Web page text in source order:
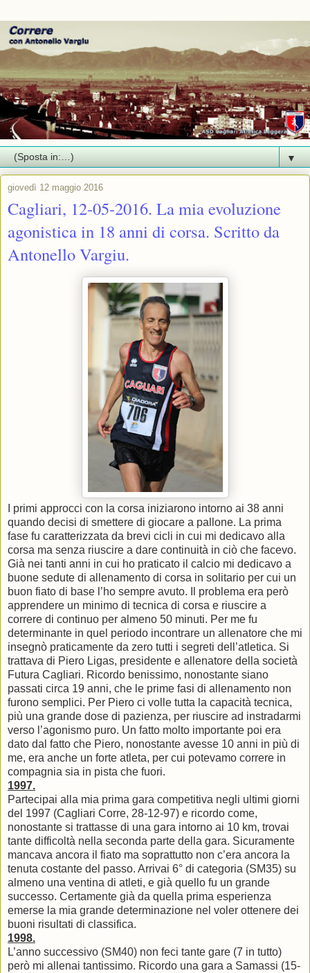
▼
giovedì 12 maggio 2016
Cagliari, 12-05-2016. La mia evoluzione
agonistica in 18 anni di corsa. Scritto da
Antonello Vargiu.
I primi approcci con la corsa iniziarono intorno ai 38 anni
quando decisi di smettere di giocare a pallone. La prima
fase fu caratterizzata da brevi cicli in cui mi dedicavo alla
corsa ma senza riuscire a dare continuità in ciò che facevo.
Già nei tanti anni in cui ho praticato il calcio mi dedicavo a
buone sedute di allenamento di corsa in solitario per cui un
buon fiato di base l’ho sempre avuto. Il problema era però
apprendere un minimo di tecnica di corsa e riuscire a
correre di continuo per almeno 50 minuti. Per me fu
determinante in quel periodo incontrare un allenatore che mi
insegnò praticamente da zero tutti i segreti dell’atletica. Si
trattava di Piero Ligas, presidente e allenatore della società
Futura Cagliari. Ricordo benissimo, nonostante siano
passati circa 19 anni, che le prime fasi di allenamento non
furono semplici. Per Piero ci volle tutta la capacità tecnica,
più una grande dose di pazienza, per riuscire ad instradarmi
verso l’agonismo puro. Un fatto molto importante poi era
dato dal fatto che Piero, nonostante avesse 10 anni in più di
me, era anche un forte atleta, per cui potevamo correre in
compagnia sia in pista che fuori.
1997.
Partecipai alla mia prima gara competitiva negli ultimi giorni
del 1997 (Cagliari Corre, 28-12-97) e ricordo come,
nonostante si trattasse di una gara intorno ai 10 km, trovai
tante difficoltà nella seconda parte della gara. Sicuramente
mancava ancora il fiato ma soprattutto non c’era ancora la
tenuta costante del passo. Arrivai 6° di categoria (SM35) su
almeno una ventina di atleti, e già quello fu un grande
successo. Certamente già da quella prima esperienza
emerse la mia grande determinazione nel voler ottenere dei
buoni risultati di classifica.
1998.
L’anno successivo (SM40) non feci tante gare (7 in tutto)
però mi allenai tantissimo. Ricordo una gara a Samassi (15-